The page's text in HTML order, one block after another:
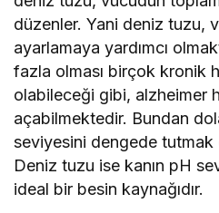
düzenler. Yani deniz tuzu,
ayarlamaya yardımcı
fazla olması birçok kronik
olabileceği gibi, alzheimer
açabilmektedir. Bundan
seviyesini dengede tutmak
Deniz tuzu ise kanın pH
ideal bir besin kaynağıdır.